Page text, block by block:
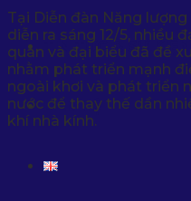
TIN TỨC & SỰ KIỆN
LIÊN HỆ
Tại Diễn đàn Năng
diễn ra sáng 12/5, nhiều
quan và đại biểu đã đề
nhằm phát triển mạnh
ngoài khơi và phát triển
nước để thay thế dần
khí nhà kính.